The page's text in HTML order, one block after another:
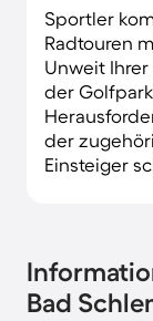
Sportler
Radtouren
Unweit
der
der
Einsteiger
Bad